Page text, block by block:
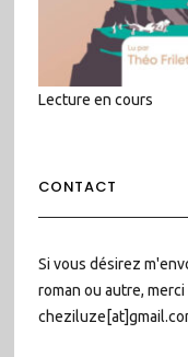
Lecture en cours
CONTACT
Si vous désirez
roman ou autre,